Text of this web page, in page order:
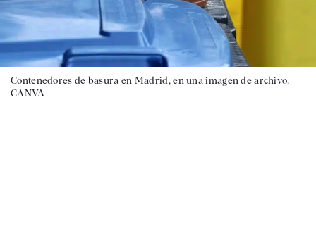
Contenedores de basura en Madrid, en una imagen de archivo. |
CANVA